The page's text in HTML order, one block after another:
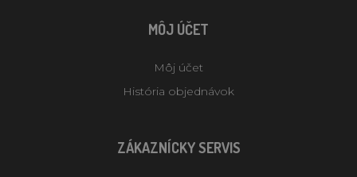
MÔJ ÚČET
Môj účet
História objednávok
ZÁKAZNÍCKY SERVIS